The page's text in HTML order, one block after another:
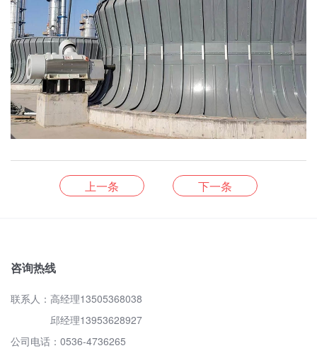
上一条 下一条
咨询热线
联系人：高经理13505368038
邱经理13953628927
公司电话：0536-4736265